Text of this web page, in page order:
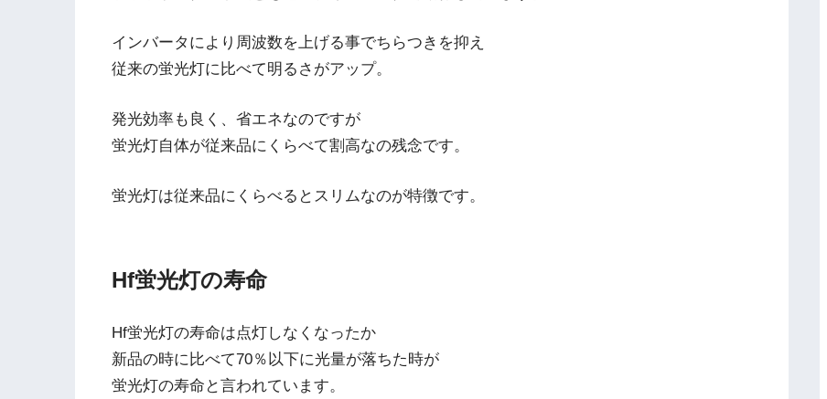
インバータにより周波数を上げる事でちらつきを抑え
従来の蛍光灯に比べて明るさがアップ。
発光効率も良く、省エネなのですが
蛍光灯自体が従来品にくらべて割高なの残念です。
蛍光灯は従来品にくらべるとスリムなのが特徴です。
Hf蛍光灯の寿命
Hf蛍光灯の寿命は点灯しなくなったか
新品の時に比べて70％以下に光量が落ちた時が
蛍光灯の寿命と言われています。